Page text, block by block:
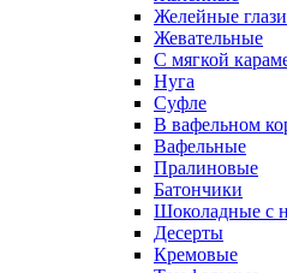
Желейные
Жевательные
С мягкой
Нуга
Суфле
В вафельном
Вафельные
Пралиновые
Батончики
Шоколадные с
Десерты
Кремовые